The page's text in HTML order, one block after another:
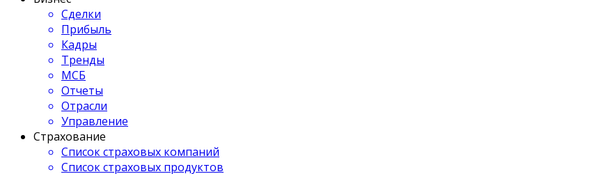
Сделки
Прибыль
Кадры
Тренды
МСБ
Отчеты
Отрасли
Управление
Страхование
Список страховых компаний
Список страховых продуктов